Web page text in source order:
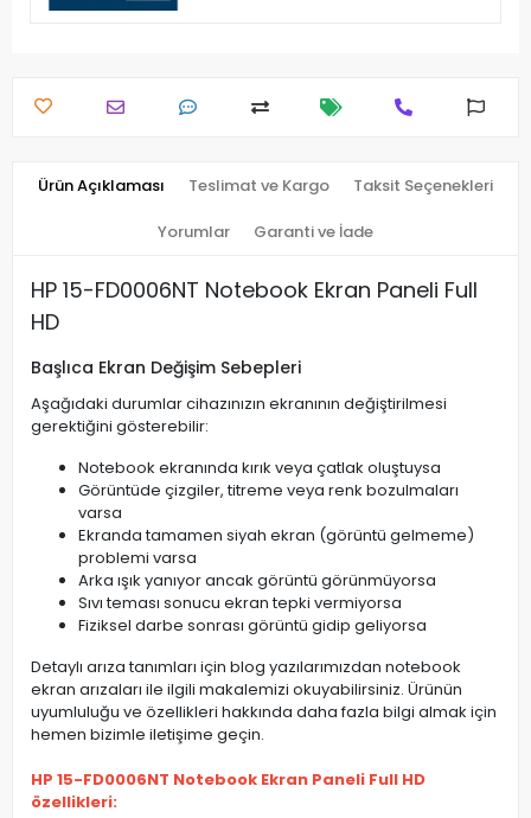
Ürün Açıklaması Teslimat ve Kargo Taksit Seçenekleri
Yorumlar Garanti ve İade
HP 15-FD0006NT Notebook Ekran Paneli Full
HD
Başlıca Ekran Değişim Sebepleri
Aşağıdaki durumlar cihazınızın ekranının değiştirilmesi
gerektiğini gösterebilir:
Notebook ekranında kırık veya çatlak oluştuysa
Görüntüde çizgiler, titreme veya renk bozulmaları
varsa
Ekranda tamamen siyah ekran (görüntü gelmeme)
problemi varsa
Arka ışık yanıyor ancak görüntü görünmüyorsa
Sıvı teması sonucu ekran tepki vermiyorsa
Fiziksel darbe sonrası görüntü gidip geliyorsa
Detaylı arıza tanımları için blog yazılarımızdan notebook
ekran arızaları ile ilgili makalemizi okuyabilirsiniz. Ürünün
uyumluluğu ve özellikleri hakkında daha fazla bilgi almak için
hemen bizimle iletişime geçin.
HP 15-FD0006NT Notebook Ekran Paneli Full HD
özellikleri: